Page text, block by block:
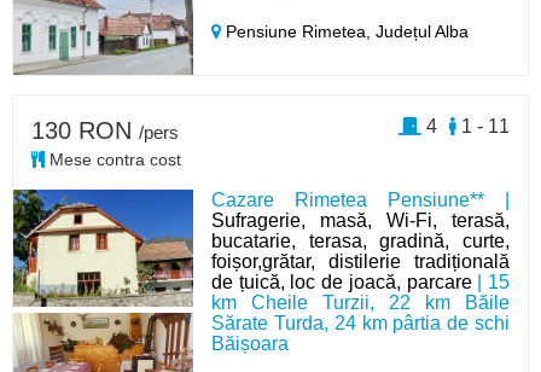
Pensiune Rimetea,Județul Alba
Cazare Rimetea Pensiune** |
Sufragerie, masă, Wi-Fi, terasă,
bucatarie, terasa, gradină, curte,
foișor,grătar, distilerie tradițională
de țuică, loc de joacă, parcare| 15
km Cheile Turzii, 22 km Băile
Sărate Turda, 24 km pârtia de schi
Băișoara
130 RON /pers
Mese contra cost
1 - 11
4